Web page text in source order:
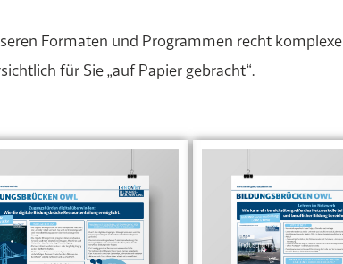
Formaten und Programmen recht komplexe
für Sie „auf Papier gebracht“.